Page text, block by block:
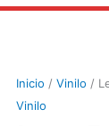
Inicio /Vinilo /
Vinilo